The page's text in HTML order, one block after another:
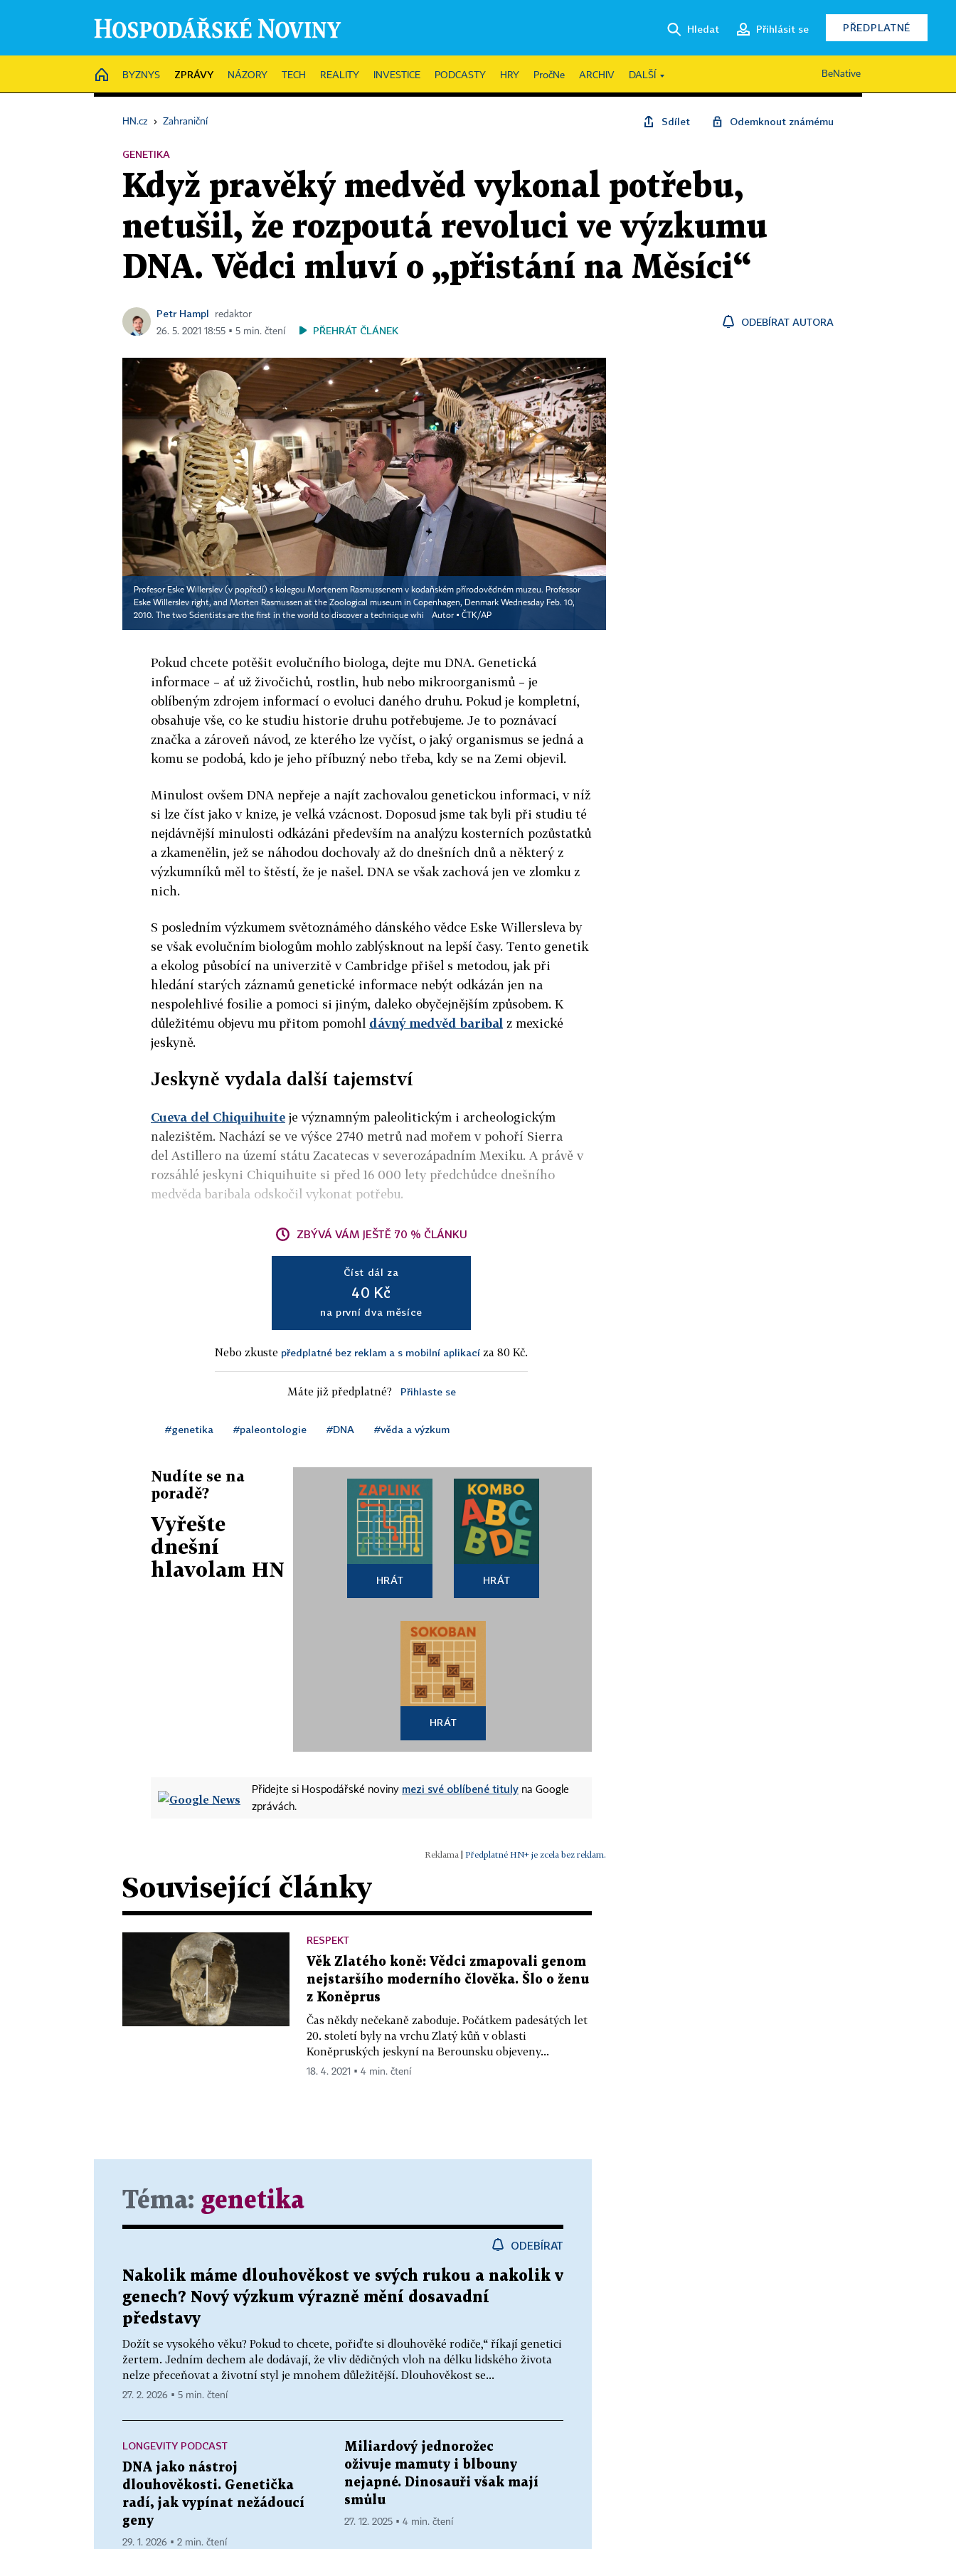
Hledat Přihlásit se PŘEDPLATNÉ
HOME
BYZNYS ZPRÁVY NÁZORY TECH REALITY INVESTICE PODCASTY HRY PročNe ARCHIV DALŠÍ BeNative
HN.cz › Zahraniční Sdílet Odemknout známému
GENETIKA
Když pravěký medvěd vykonal potřebu,
netušil, že rozpoutá revoluci ve výzkumu
DNA. Vědci mluví o „přistání na Měsíci“
Petr Hampl
redaktor
26. 5. 2021 18:55 ▪ 5 min. čtení
PŘEHRÁT ČLÁNEK
ODEBÍRAT AUTORA
Profesor Eske Willerslev (v popředí) s kolegou Mortenem Rasmussenem v kodaňském přírodovědném muzeu. Professor
Eske Willerslev right, and Morten Rasmussen at the Zoological museum in Copenhagen, Denmark Wednesday Feb. 10,
2010. The two Scientists are the first in the world to discover a technique whi
Autor ▪ ČTK/AP
Pokud chcete potěšit evolučního biologa, dejte mu DNA. Genetická
informace – ať už živočichů, rostlin, hub nebo mikroorganismů – je
oblíbeným zdrojem informací o evoluci daného druhu. Pokud je kompletní,
obsahuje vše, co ke studiu historie druhu potřebujeme. Je to poznávací
značka a zároveň návod, ze kterého lze vyčíst, o jaký organismus se jedná a
komu se podobá, kdo je jeho příbuzný nebo třeba, kdy se na Zemi objevil.
Minulost ovšem DNA nepřeje a najít zachovalou genetickou informaci, v níž
si lze číst jako v knize, je velká vzácnost. Doposud jsme tak byli při studiu té
nejdávnější minulosti odkázáni především na analýzu kosterních pozůstatků
a zkamenělin, jež se náhodou dochovaly až do dnešních dnů a některý z
výzkumníků měl to štěstí, že je našel. DNA se však zachová jen ve zlomku z
nich.
S posledním výzkumem světoznámého dánského vědce Eske Willersleva by
se však evolučním biologům mohlo zablýsknout na lepší časy. Tento genetik
a ekolog působící na univerzitě v Cambridge přišel s metodou, jak při
hledání starých záznamů genetické informace nebýt odkázán jen na
nespolehlivé fosilie a pomoci si jiným, daleko obyčejnějším způsobem. K
důležitému objevu mu přitom pomohl dávný medvěd baribal z mexické
jeskyně.
Jeskyně vydala další tajemství
Cueva del Chiquihuite je významným paleolitickým i archeologickým
nalezištěm. Nachází se ve výšce 2740 metrů nad mořem v pohoří Sierra
del Astillero na území státu Zacatecas v severozápadním Mexiku. A právě v
rozsáhlé jeskyni Chiquihuite si před 16 000 lety předchůdce dnešního
medvěda baribala odskočil vykonat potřebu.
ZBÝVÁ VÁM JEŠTĚ 70 % ČLÁNKU
Číst dál za
40 Kč
na první dva měsíce
Nebo zkuste předplatné bez reklam a s mobilní aplikací za 80 Kč.
Máte již předplatné? Přihlaste se
#genetika #paleontologie #DNA #věda a výzkum
Nudíte se na
poradě?
Vyřešte
dnešní
hlavolam HN
HRÁT HRÁT
HRÁT
Přidejte si Hospodářské noviny mezi své oblíbené tituly na Google
zprávách.
| Předplatné HN+ je zcela bez reklam.
Související články
RESPEKT
Věk Zlatého koně: Vědci zmapovali genom
nejstaršího moderního člověka. Šlo o ženu
z Koněprus
Čas někdy nečekaně zaboduje. Počátkem padesátých let
20. století byly na vrchu Zlatý kůň v oblasti
Koněpruských jeskyní na Berounsku objeveny...
18. 4. 2021 ▪ 4 min. čtení
Téma: genetika
ODEBÍRAT
Nakolik máme dlouhověkost ve svých rukou a nakolik v
genech? Nový výzkum výrazně mění dosavadní
představy
Dožít se vysokého věku? Pokud to chcete, pořiďte si dlouhověké rodiče,“ říkají genetici
žertem. Jedním dechem ale dodávají, že vliv dědičných vloh na délku lidského života
nelze přeceňovat a životní styl je mnohem důležitější. Dlouhověkost se...
27. 2. 2026 ▪ 5 min. čtení
LONGEVITY PODCAST
DNA jako nástroj
dlouhověkosti. Genetička
radí, jak vypínat nežádoucí
geny
29. 1. 2026 ▪ 2 min. čtení
Miliardový jednorožec
oživuje mamuty i blbouny
nejapné. Dinosauři však mají
smůlu
27. 12. 2025 ▪ 4 min. čtení